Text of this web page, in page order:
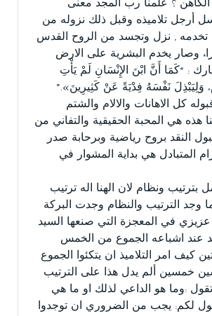
الكاهن ؟ علمنا رب المجد معنى
أرجل تلاميذه وقبل ذلك نزوله من
تخدمه , نزل وتجسد من الروح القدس
وصار يخدم البشرية على الارض
: “كَمَا أَنَّ ابْنَ الإِنْسَانِ لَمْ يَأْتِ
وَلِيَبْذِلَ نَفْسَهُ فِدْيَةً عَنْ كَثِيرِينَ».”
28). وقبوله كل الاهانات والالام والشتم
هذه هي المحبة الحقيقية والتفاني من
النقد بروح رياضية وبرحابة صدر
المتبادل هي بداية المشوار في
بترتيب ونظام لان الهنا اله ترتيب
وجد الترتيب والنظام وجدت البركة
عزيزي في المعجزة التي صنعها السيد
عند اشباعه الجموع من الخمس
كيف امر التلاميذ ان يتكئوا الجموع
خمسين ألم يدل هذا على الترتيب
:وما هو الداعي لذلك او ما هي
لكم: يجب من الضروري ان توجدوا